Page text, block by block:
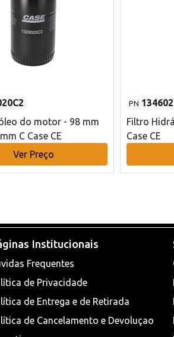
do motor - 98 mm
C Case CE
Ver Preço
PN
Filtro
Case CE
Institucionais
Frequentes
de Privacidade
de Entrega e de Retirada
de Cancelamento e Devoluçao